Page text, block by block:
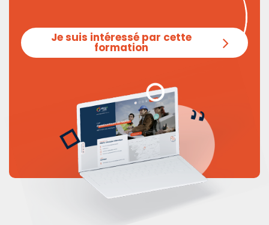
Je suis intéressé par cette
formation